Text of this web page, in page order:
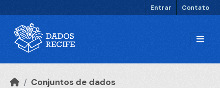
Entrar Contato
Conjuntos de dados